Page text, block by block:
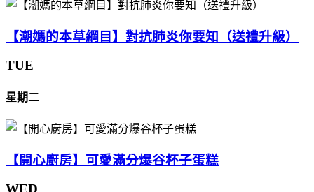
【潮媽的本草綱目】對抗肺炎你要知（送禮升級）
TUE
星期二
【開心廚房】可愛滿分爆谷杯子蛋糕
WED